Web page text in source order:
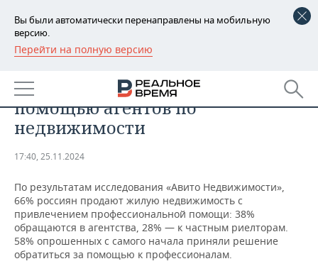
Вы были автоматически перенаправлены на мобильную
версию.
Перейти на полную версию
РЕГИОНЫ
БАШКОРТОСТАН
ТАТАРСТАН
НОВОСТИ
АНАЛИТИКА
ДЕКЛАРАЦИИ О ДОХОДАХ
КОРОЛИ ГОСЗАКАЗА ПФО
ВУЗЫ ТАТАРСТАНА
НОВОСТИ ЭКОНОМИКИ
ФИНАНСЫ
БАНКИ
ПРОМЫШЛЕННОСТЬ
НОВОСТИ
ПРОМЫШЛЕННОСТИ
АГРОПРОМ
НЕДВИЖИМОСТЬ
НОВОСТИ НЕДВИЖИМОСТИ
АВТО
66% россиян продают жилье с
помощью агентов по
недвижимости
17:40, 25.11.2024
По результатам исследования «Авито Недвижимости»,
66% россиян продают жилую недвижимость с
привлечением профессиональной помощи: 38%
обращаются в агентства, 28% — к частным риелторам.
58% опрошенных с самого начала приняли решение
обратиться за помощью к профессионалам.